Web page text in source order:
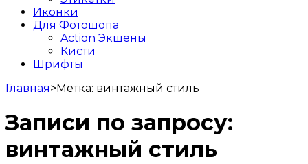
Иконки
Для Фотошопа
Action Экшены
Кисти
Шрифты
Главная>Метка: винтажный стиль
Записи по запросу:
винтажный стиль